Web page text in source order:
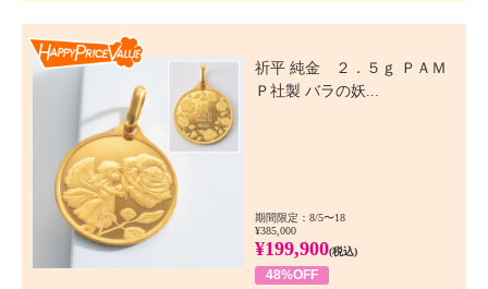
祈平 純金 ２．５ｇ ＰＡＭ
Ｐ社製 バラの妖...
期間限定：8/5〜18
¥385,000
¥199,900(税込)
48%OFF